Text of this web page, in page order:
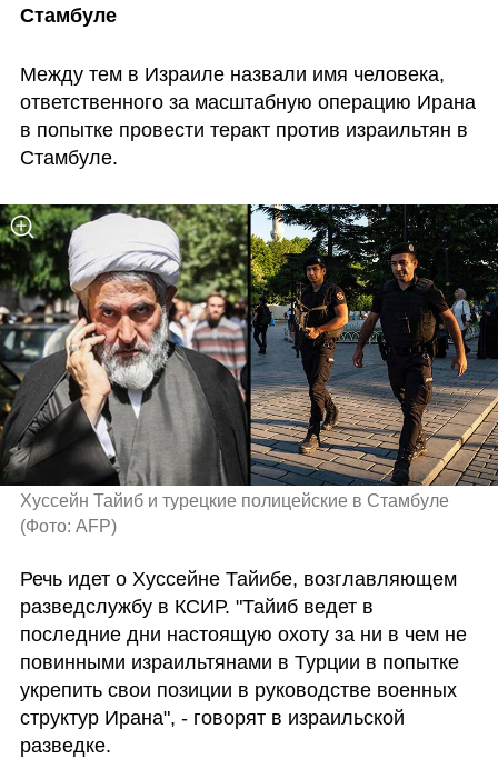
Стамбуле
Между тем в Израиле назвали имя человека,
ответственного за масштабную операцию Ирана
в попытке провести теракт против израильтян в
Стамбуле.
(Фото: AFP)
Речь идет о Хуссейне Тайибе, возглавляющем
разведслужбу в КСИР. "Тайиб ведет в
последние дни настоящую охоту за ни в чем не
повинными израильтянами в Турции в попытке
укрепить свои позиции в руководстве военных
структур Ирана", - говорят в израильской
разведке.